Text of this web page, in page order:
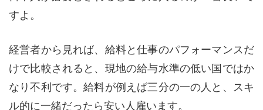
すよ。
経営者から見れば、給料と仕事のパフォーマンスだ
けで比較されると、現地の給与水準の低い国ではか
なり不利です。給料が例えば三分の一の人と、スキ
ル的に一緒だったら安い人雇います。